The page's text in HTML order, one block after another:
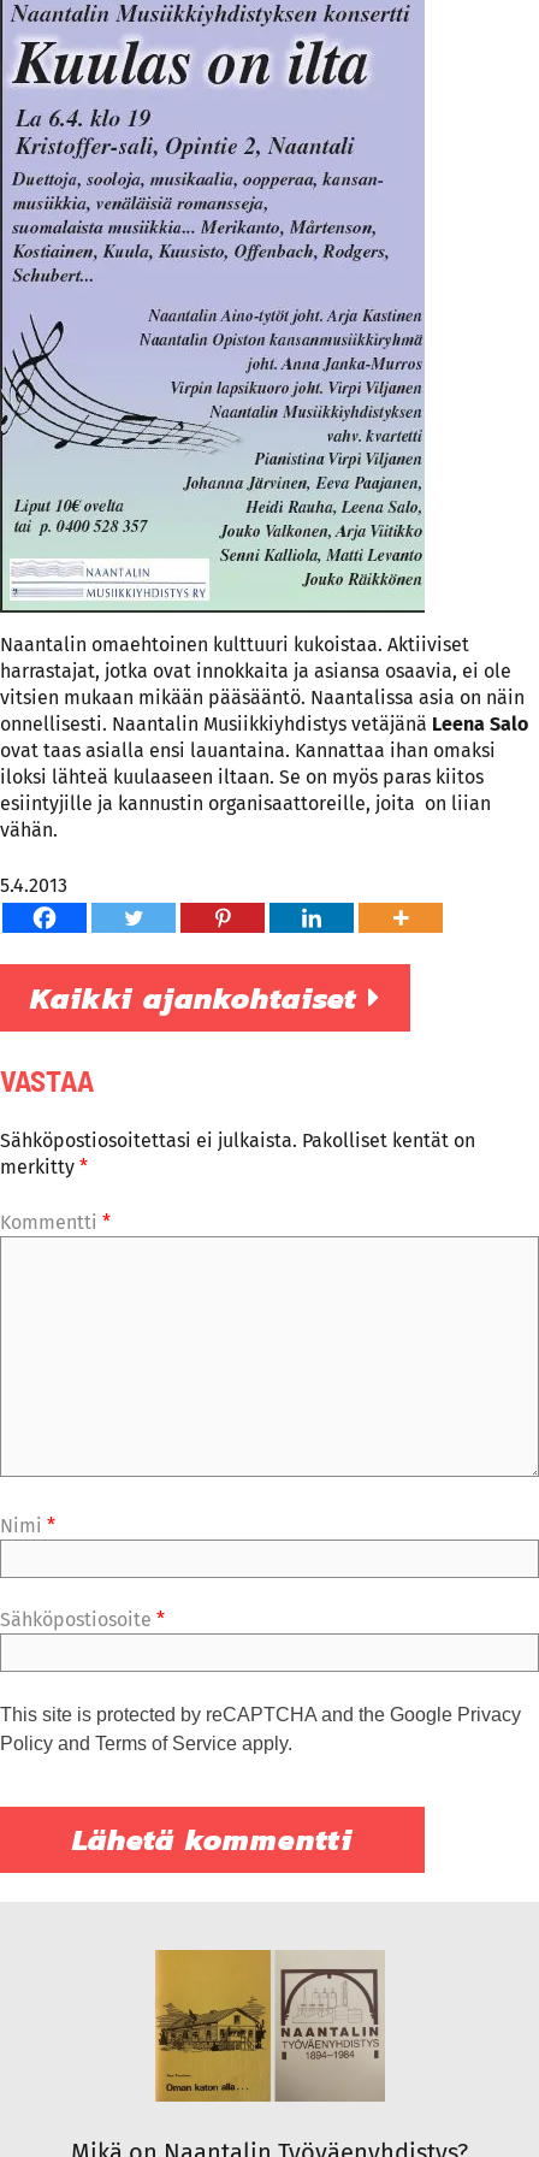
Naantalin omaehtoinen kulttuuri kukoistaa. Aktiiviset
harrastajat, jotka ovat innokkaita ja asiansa osaavia, ei ole
vitsien mukaan mikään pääsääntö. Naantalissa asia on näin
onnellisesti. Naantalin Musiikkiyhdistys vetäjänä Leena Salo
ovat taas asialla ensi lauantaina. Kannattaa ihan omaksi
iloksi lähteä kuulaaseen iltaan. Se on myös paras kiitos
esiintyjille ja kannustin organisaattoreille, joita on liian
vähän.
5.4.2013
Kaikki ajankohtaiset
VASTAA
Sähköpostiosoitettasi ei julkaista. Pakolliset kentät on
merkitty *
Kommentti *
Nimi *
Sähköpostiosoite *
This site is protected by reCAPTCHA and the Google Privacy
Policy and Terms of Service apply.